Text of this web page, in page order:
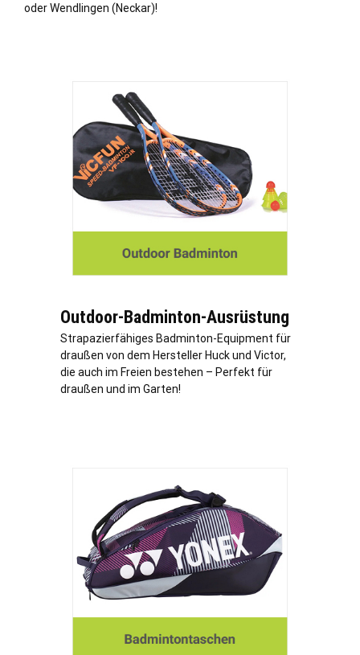
oder Wendlingen (Neckar)!
Outdoor-Badminton-Ausrüstung
Strapazierfähiges Badminton-Equipment für
draußen von dem Hersteller Huck und Victor,
die auch im Freien bestehen – Perfekt für
draußen und im Garten!